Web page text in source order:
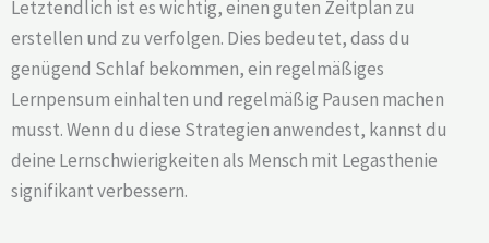
Letztendlich ist es wichtig, einen guten Zeitplan zu
erstellen und zu verfolgen. Dies bedeutet, dass du
genügend Schlaf bekommen, ein regelmäßiges
Lernpensum einhalten und regelmäßig Pausen machen
musst. Wenn du diese Strategien anwendest, kannst du
deine Lernschwierigkeiten als Mensch mit Legasthenie
signifikant verbessern.